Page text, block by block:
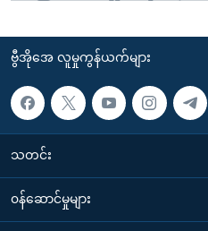
ဗွီအိုအေ လူမှုကွန်ယက်များ
သတင်း
၀န်ဆောင်မှုများ